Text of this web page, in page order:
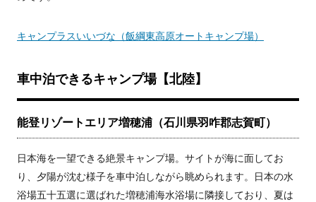
キャンプラスいいづな（飯綱東高原オートキャンプ場）
車中泊できるキャンプ場【北陸】
能登リゾートエリア増穂浦（石川県羽咋郡志賀町）
日本海を一望できる絶景キャンプ場。サイトが海に面してお
り、夕陽が沈む様子を車中泊しながら眺められます。日本の水
浴場五十五選に選ばれた増穂浦海水浴場に隣接しており、夏は